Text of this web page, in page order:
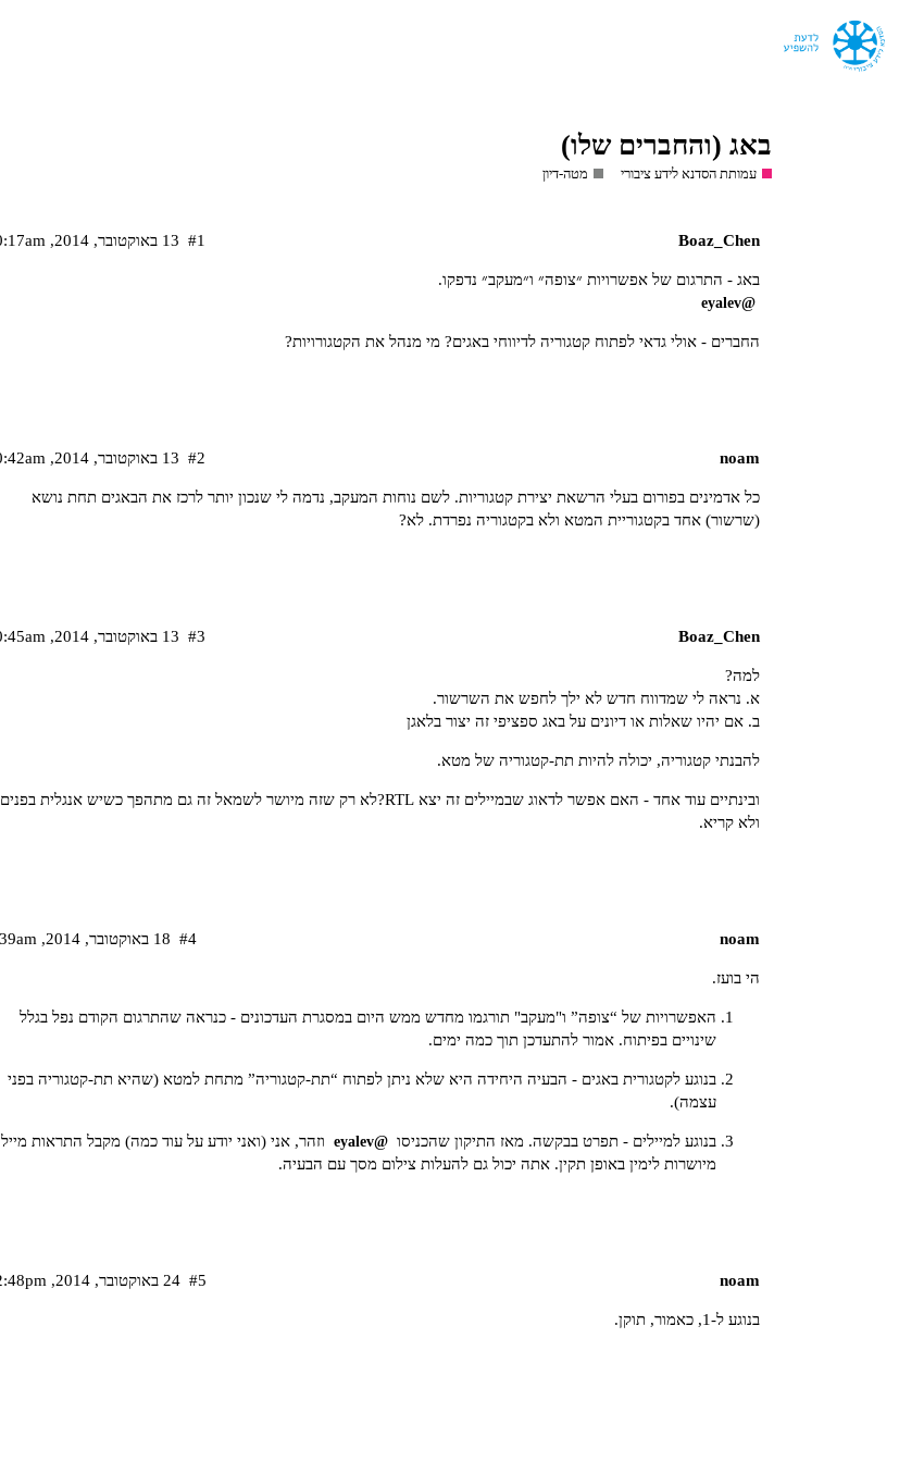
באג (והחברים שלו)
עמותת הסדנא לידע ציבורי מטה-דיון
Boaz_Chen 13 באוקטובר,‏ 2014,‏ 10:17am #1
באג - התרגום של אפשרויות ״צופה״ ו״מעקב״ נדפקו.
@eyalev
החברים - אולי גדאי לפתוח קטגוריה לדיווחי באגים? מי מנהל את הקטגורויות?
noam 13 באוקטובר,‏ 2014,‏ 10:42am #2
כל אדמינים בפורום בעלי הרשאת יצירת קטגוריות. לשם נוחות המעקב, נדמה לי שנכון יותר לרכז את הבאגים תחת נושא
(שרשור) אחד בקטגוריית המטא ולא בקטגוריה נפרדת. לא?
Boaz_Chen 13 באוקטובר,‏ 2014,‏ 10:45am #3
למה?
א. נראה לי שמדווח חדש לא ילך לחפש את השרשור.
ב. אם יהיו שאלות או דיונים על באג ספציפי זה יצור בלאגן
להבנתי קטגוריה, יכולה להיות תת-קטגוריה של מטא.
ובינתיים עוד אחד - האם אפשר לדאוג שבמיילים זה יצא RTL?לא רק שזה מיושר לשמאל זה גם מתהפך כשיש אנגלית בפנים
ולא קריא.
noam 18 באוקטובר,‏ 2014,‏ 9:39am #4
הי בועז.
האפשרויות של “צופה” ו"מעקב" תורגמו מחדש ממש היום במסגרת העדכונים - כנראה שהתרגום הקודם נפל בגלל
שינויים בפיתוח. אמור להתעדכן תוך כמה ימים.
בנוגע לקטגורית באגים - הבעיה היחידה היא שלא ניתן לפתוח “תת-קטגוריה” מתחת למטא (שהיא תת-קטגוריה בפני
עצמה).
בנוגע למיילים - תפרט בבקשה. מאז התיקון שהכניסו @eyalev
וזהר, אני (ואני יודע על עוד כמה) מקבל התראות מייל
מיושרות לימין באופן תקין. אתה יכול גם להעלות צילום מסך עם הבעיה.
noam 24 באוקטובר,‏ 2014,‏ 12:48pm #5
בנוגע ל-1, כאמור, תוקן.